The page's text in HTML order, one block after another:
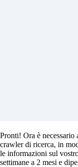
Pronti! Ora è necessario
crawler di ricerca, in
le informazioni sul
settimane a 2 mesi e